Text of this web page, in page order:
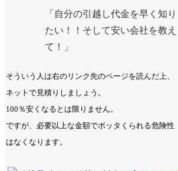
「自分の引越し代金を早く知り
たい！！そして安い会社を教え
て！」
そういう人は右のリンク先のページを読んだ上、
ネットで見積りしましょう。
100％安くなるとは限りません。
ですが、必要以上な金額でボッタくられる危険性
はなくなります。